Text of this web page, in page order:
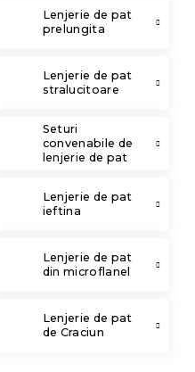
Lenjerie de pat
prelungita
Lenjerie de pat
stralucitoare
Seturi
convenabile de
lenjerie de pat
Lenjerie de pat
ieftina
Lenjerie de pat
din microflanel
Lenjerie de pat
de Craciun